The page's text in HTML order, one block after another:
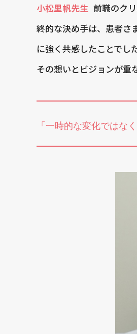
小松里帆先生 前職のク
終的な決め手は、患者さ
に強く共感したことでし
その想いとビジョンが重
「一時的な変化ではな